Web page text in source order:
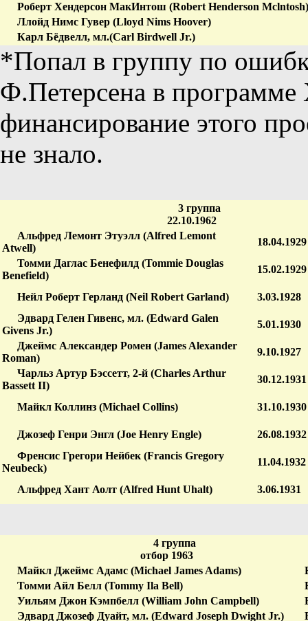
Роберт Хендерсон МакИнтош (Robert Henderson Mclntosh)
Ллойд Нимс Гувер (Lloyd Nims Hoover)
Карл Бёдвелл, мл.(Carl Birdwell Jr.)
*Попал в группу по
Ф.Петерсена в
финансирование этого
не знало.
3 группа
22.10.1962
Альфред Лемонт Этуэлл (Alfred Lemont
Atwell)
18.04.1929
Томми Даглас Бенефилд (Tommie Douglas
Benefield)
15.02.1929
Нейл Роберт Герланд (Neil Robert Garland)
3.03.1928
Эдвард Гелен Гивенс, мл. (Edward Galen
Givens Jr.)
5.01.1930
Джеймс Александер Ромен (James Alexander
Roman)
9.10.1927
Чарльз Артур Бэссетт, 2-й (Charles Arthur
Bassett II)
30.12.1931
Майкл Коллинз (Michael Collins) 31.10.1930
Джозеф Генри Энгл (Joe Henry Engle)
26.08.1932
Френсис Грегори Нейбек (Francis Gregory
Neubeck)
11.04.1932
Альфред Хант Аолт (Alfred Hunt Uhalt) 3.06.1931
4 группа
отбор 1963
Майкл Джеймс Адамс (Michael James Adams)
Томми Айл Белл (Tommy Ila Bell)
Уильям Джон Кэмпбелл (William John Campbell)
Эдвард Джозеф Дуайт, мл. (Edward Joseph Dwight Jr.)